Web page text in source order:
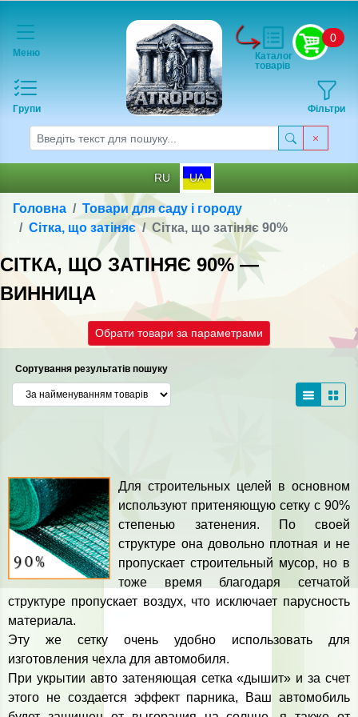
Меню
Групи
0
Фільтри
Каталог
товарів
RU UA
Головна
Товари для саду і городу
Сітка, що затіняє
Сітка, що затіняє 90%
СІТКА, ЩО ЗАТІНЯЄ 90% —
ВИННИЦА
Обрати товари за параметрами
Сортування результатів пошуку
Для строительных целей в основном
используют притеняющую сетку с 90%
степенью затенения. По своей
структуре она довольно плотная и не
пропускает строительный мусор, но в
тоже время благодаря сетчатой
структуре пропускает воздух, что исключает парусность
материала.
Эту же сетку очень удобно использовать для
изготовления чехла для автомобиля.
При укрытии авто затеняющая сетка «дышит» и за счет
этого не создается эффект парника, Ваш автомобиль